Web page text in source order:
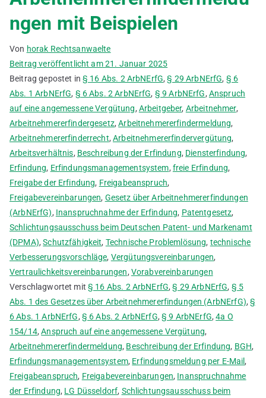
Innovationsförderung,
deutsches Patent,
internationales Patent,
Gebrauchsmuster
ngen mit Beispielen
Von horak Rechtsanwaelte
Beitrag veröffentlicht am21. Januar 2025
Beitrag gepostet in§ 16 Abs. 2 ArbNErfG,§ 29 ArbNErfG, § 6
Abs. 1 ArbNErfG, § 6 Abs. 2 ArbNErfG, § 9 ArbNErfG, Anspruch
auf eine angemessene Vergütung, Arbeitgeber, Arbeitnehmer,
Arbeitnehmererfindergesetz,Arbeitnehmererfindermeldung,
Arbeitnehmererfinderrecht,Arbeitnehmererfindervergütung,
Arbeitsverhältnis, Beschreibung der Erfindung, Diensterfindung,
Erfindung, Erfindungsmanagementsystem, freie Erfindung,
Freigabe der Erfindung, Freigabeanspruch,
Freigabevereinbarungen, Gesetz über Arbeitnehmererfindungen
(ArbNErfG), Inanspruchnahme der Erfindung, Patentgesetz,
Schlichtungsausschuss beim Deutschen Patent- und Markenamt
(DPMA),Schutzfähigkeit, Technische Problemlösung, technische
Verbesserungsvorschläge, Vergütungsvereinbarungen,
Vertraulichkeitsvereinbarungen, Vorabvereinbarungen
Verschlagwortet mit§ 16 Abs. 2 ArbNErfG,§ 29 ArbNErfG, § 5
Abs. 1 des Gesetzes über Arbeitnehmererfindungen (ArbNErfG),§
6 Abs. 1 ArbNErfG, § 6 Abs. 2 ArbNErfG,§ 9 ArbNErfG,4a O
154/14,Anspruch auf eine angemessene Vergütung,
Arbeitnehmererfindermeldung, Beschreibung der Erfindung, BGH,
Erfindungsmanagementsystem, Erfindungsmeldung per E-Mail,
Freigabeanspruch, Freigabevereinbarungen, Inanspruchnahme
der Erfindung, LG Düsseldorf, Schlichtungsausschuss beim